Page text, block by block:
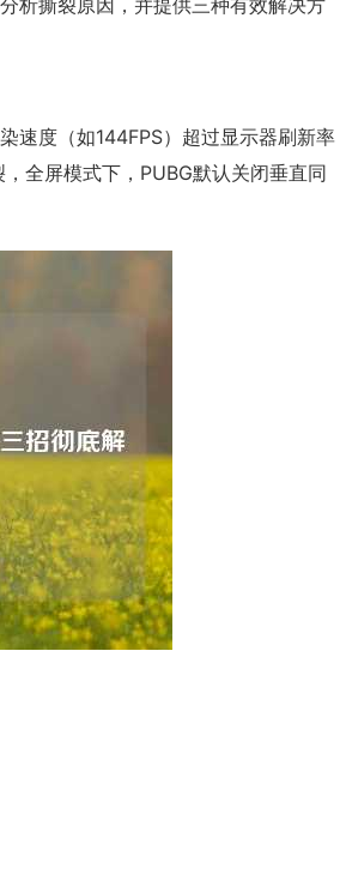
析撕裂原因，并提供三种有效解决方
速度（如144FPS）超过显示器刷新率
全屏模式下，PUBG默认关闭垂直同